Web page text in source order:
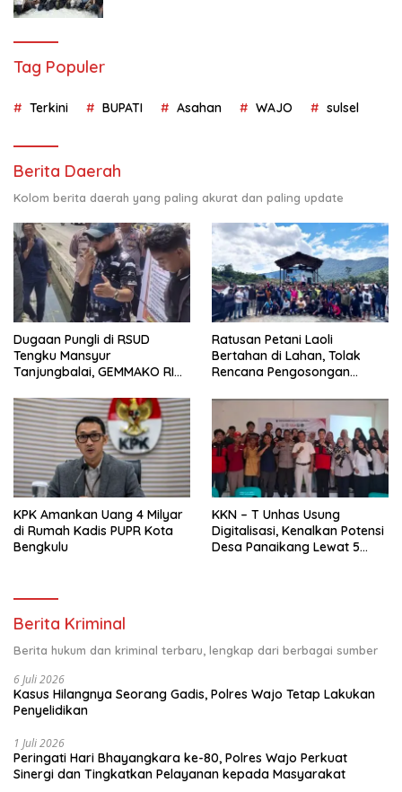
Tag Populer
Terkini BUPATI Asahan WAJO sulsel
Berita Daerah
Kolom berita daerah yang paling akurat dan paling update
Dugaan Pungli di RSUD
Tengku Mansyur
Tanjungbalai, GEMMAKO RI
Tuntas
Ratusan Petani Laoli
Bertahan di Lahan, Tolak
Rencana Pengosongan
KPK Amankan Uang 4 Milyar
di Rumah Kadis PUPR Kota
Bengkulu
KKN – T Unhas Usung
Digitalisasi, Kenalkan Potensi
Desa Panaikang Lewat 5
Berita Kriminal
Berita hukum dan kriminal terbaru, lengkap dari berbagai sumber
6 Juli 2026
Kasus Hilangnya Seorang Gadis, Polres Wajo Tetap Lakukan
Penyelidikan
1 Juli 2026
Peringati Hari Bhayangkara ke-80, Polres Wajo Perkuat
Sinergi dan Tingkatkan Pelayanan kepada Masyarakat